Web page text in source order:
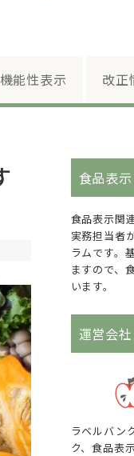
機能性表示 改正
食品表
食品表示関
実務担当者
ラムです。
ますので、
います。
運営会社
ラベルバン
ク、食品表